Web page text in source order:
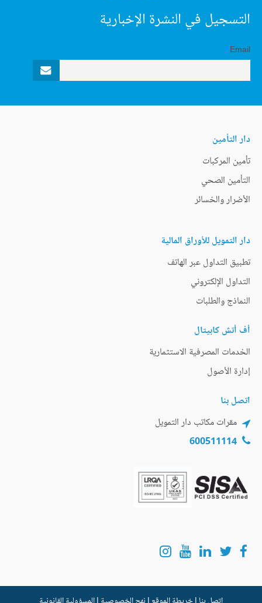
التسجيل في النشرة الإخبارية
Email
دار التأمين
تأمين المركبات
التأمين الصحي
الأضرار والخسائر
دار التمويل للأوراق المالية
تطبيق التداول عبر الهاتف
التداول الإلكتروني
النماذج والطلبات
أف أتش كابيتال
الخدمات المصرفية الاستثمارية
إدارة الأصول
اتصل بنا
مقرات مكاتب دار التمويل
600511114